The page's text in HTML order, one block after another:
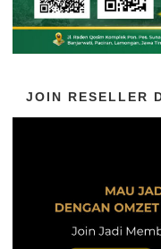
JOIN RESELLER